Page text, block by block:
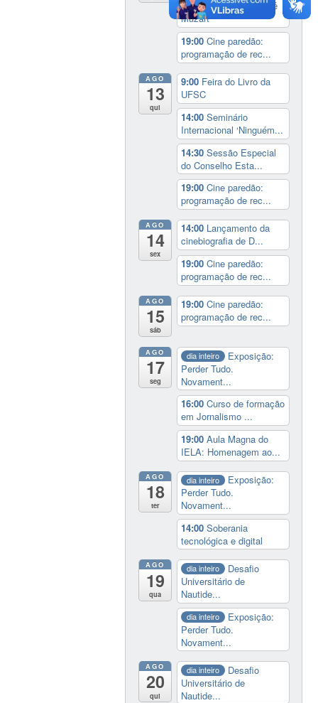
17:00 3º Prêmio Zahidé
Muzart
19:00Cine paredão:
programação de rec...
AGO
13
qui
9:00 Feira do Livro da
UFSC
14:00Seminário
Internacional ‘Ninguém...
14:30Sessão Especial
do Conselho Esta...
19:00Cine paredão:
programação de rec...
AGO
14
sex
14:00 Lançamento da
cinebiografia de D...
19:00Cine paredão:
programação de rec...
AGO
15
sáb
19:00Cine paredão:
programação de rec...
AGO
17
seg
dia inteiro
Exposição:
Perder Tudo.
Novament...
16:00Curso de formação
em Jornalismo ...
19:00Aula Magna do
IELA: Homenagem ao...
AGO
18
ter
dia inteiro
Exposição:
Perder Tudo.
Novament...
14:00Soberania
tecnológica e digital
AGO
19
qua
dia inteiro
Desafio
Universitário de
Nautide...
dia inteiro
Exposição:
Perder Tudo.
Novament...
AGO
20
qui
dia inteiro
Desafio
Universitário de
Nautide...